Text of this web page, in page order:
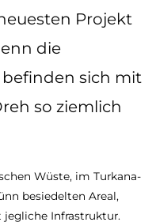
Projekt
die
sich mit
so ziemlich
Wüste, im Turkana-
besiedelten Areal,
jegliche Infrastruktur.